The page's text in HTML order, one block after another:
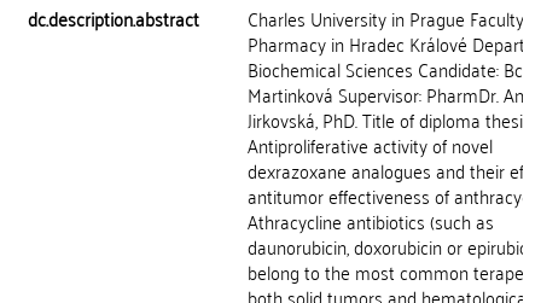
dc.description.abstract
Charles University in Prague Faculty
Pharmacy in Hradec Králové
Biochemical Sciences Candidate: Bc.
Martinková Supervisor: PharmDr.
Jirkovská, PhD. Title of diploma thesis:
Antiproliferative activity of novel
dexrazoxane analogues and their
antitumor effectiveness of
Athracycline antibiotics (such as
daunorubicin, doxorubicin or
belong to the most common